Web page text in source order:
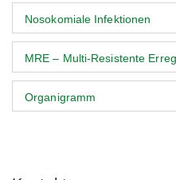
Nosokomiale Infektionen
MRE – Multi-Resistente
Organigramm